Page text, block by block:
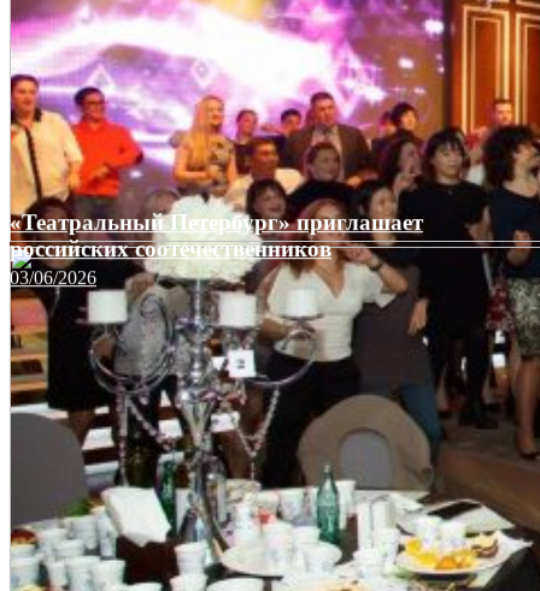
«Театральный Петербург» приглашает
российских соотечественников
03/06/2026